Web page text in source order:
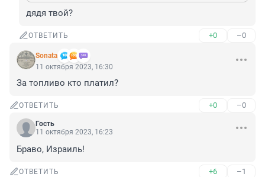
дядя твой?
ОТВЕТИТЬ +0 –0
Sonata
11 октября 2023, 16:30
За топливо кто платил?
ОТВЕТИТЬ +0 –0
Гость
11 октября 2023, 16:23
Браво, Израиль!
ОТВЕТИТЬ +6 –1